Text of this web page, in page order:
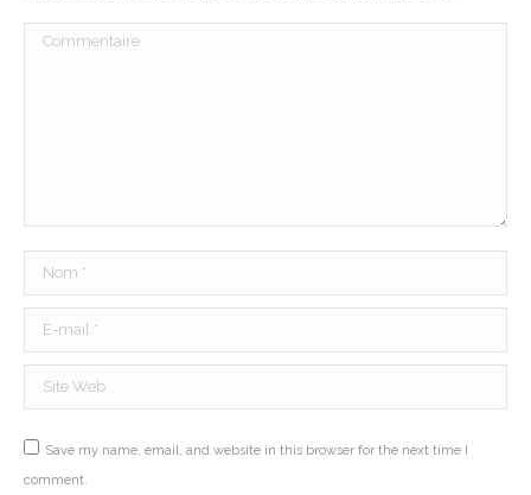
Commentaire
Nom *
E-mail *
Site Web
Save my name, email, and website in this browser for the next time I
comment.